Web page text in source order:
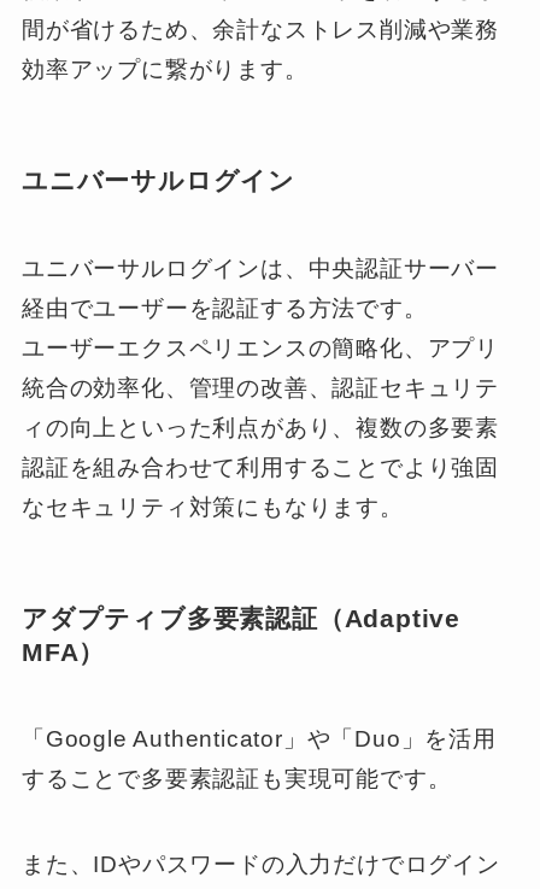
間が省けるため、余計なストレス削減や業務
効率アップに繋がります。
ユニバーサルログイン
ユニバーサルログインは、中央認証サーバー
経由でユーザーを認証する方法です。
ユーザーエクスペリエンスの簡略化、アプリ
統合の効率化、管理の改善、認証セキュリテ
ィの向上といった利点があり、複数の多要素
認証を組み合わせて利用することでより強固
なセキュリティ対策にもなります。
アダプティブ多要素認証（Adaptive
MFA）
「Google Authenticator」や「Duo」を活用
することで多要素認証も実現可能です。
また、IDやパスワードの入力だけでログイン